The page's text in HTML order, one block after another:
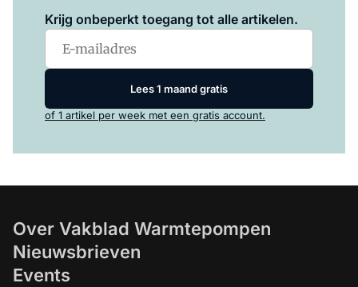
Krijg onbeperkt toegang tot alle artikelen.
Lees 1 maand gratis
of 1 artikel per week met een gratis account.
Over Vakblad Warmtepompen
Nieuwsbrieven
Events